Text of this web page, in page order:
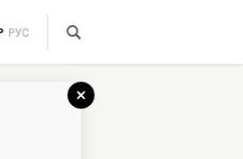
РУС